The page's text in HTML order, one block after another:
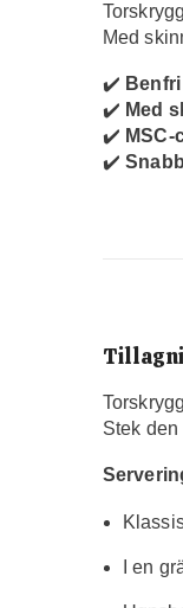
Med
✔️
✔️ Med
✔️ MSC-
✔️
Stek
I en